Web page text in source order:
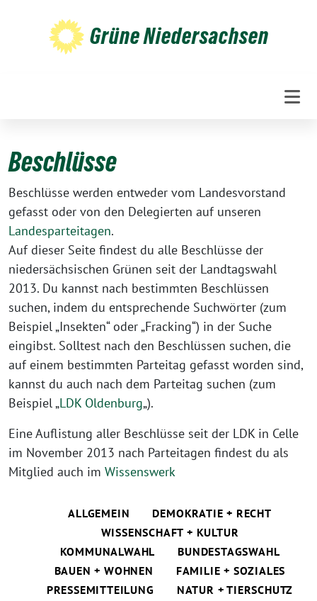
Grüne Niedersachsen
Beschlüsse
Beschlüsse werden entweder vom Landesvorstand
gefasst oder von den Delegierten auf unseren
Landesparteitagen.
Auf dieser Seite findest du alle Beschlüsse der
niedersächsischen Grünen seit der Landtagswahl
2013. Du kannst nach bestimmten Beschlüssen
suchen, indem du entsprechende Suchwörter (zum
Beispiel „Insekten“ oder „Fracking“) in der Suche
eingibst. Solltest nach den Beschlüssen suchen, die
auf einem bestimmten Parteitag gefasst worden sind,
kannst du auch nach dem Parteitag suchen (zum
Beispiel „LDK Oldenburg„).
Eine Auflistung aller Beschlüsse seit der LDK in Celle
im November 2013 nach Parteitagen findest du als
Mitglied auch im Wissenswerk
ALLGEMEIN
DEMOKRATIE + RECHT
WISSENSCHAFT + KULTUR
KOMMUNALWAHL
BUNDESTAGSWAHL
BAUEN + WOHNEN
FAMILIE + SOZIALES
PRESSEMITTEILUNG
NATUR + TIERSCHUTZ